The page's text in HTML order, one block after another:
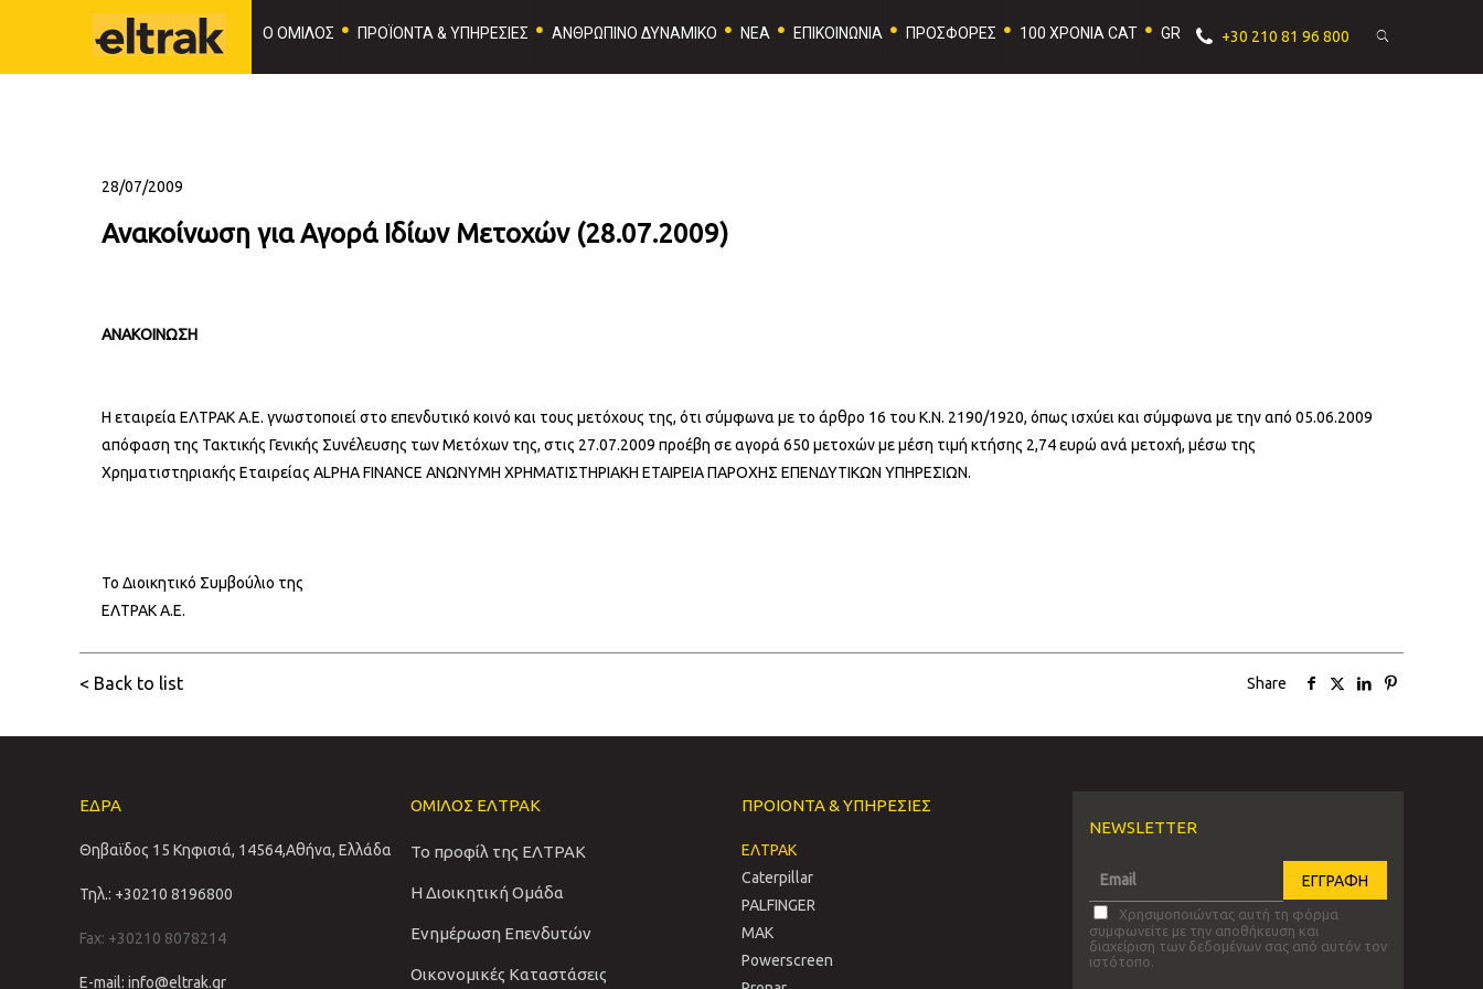
Ο ΟΜΙΛΟΣ ΠΡΟΪΟΝΤΑ & ΥΠΗΡΕΣΙΕΣ ΑΝΘΡΩΠΙΝΟ ΔΥΝΑΜΙΚΟ ΝΕΑ ΕΠΙΚΟΙΝΩΝΙΑ ΠΡΟΣΦΟΡΕΣ 100 ΧΡΟΝΙΑ CAT GR +30 210 81 96 800
28/07/2009
Ανακοίνωση για Αγορά Ιδίων Μετοχών (28.07.2009)
ΑΝΑΚΟΙΝΩΣΗ
Η εταιρεία ΕΛΤΡΑΚ Α.Ε. γνωστοποιεί στο επενδυτικό κοινό και τους μετόχους της, ότι σύμφωνα με το άρθρο 16 του Κ.Ν. 2190/1920, όπως ισχύει και σύμφωνα με την από 05.06.2009
απόφαση της Τακτικής Γενικής Συνέλευσης των Μετόχων της, στις 27.07.2009 προέβη σε αγορά 650 μετοχών με μέση τιμή κτήσης 2,74 ευρώ ανά μετοχή, μέσω της
Χρηματιστηριακής Εταιρείας ALPHA FINANCE ΑΝΩΝΥΜΗ ΧΡΗΜΑΤΙΣΤΗΡΙΑΚΗ ΕΤΑΙΡΕΙΑ ΠΑΡΟΧΗΣ ΕΠΕΝΔΥΤΙΚΩΝ ΥΠΗΡΕΣΙΩΝ.
Το Διοικητικό Συμβούλιο της
ΕΛΤΡΑΚ Α.Ε.
< Back to list Share
ΕΔΡΑ
Θηβαϊδος 15 Κηφισιά, 14564,Αθήνα, Ελλάδα
Τηλ.: +30210 8196800
Fax: +30210 8078214
E-mail: info@eltrak.gr
ΟΜΙΛΟΣ ΕΛΤΡΑΚ
Το προφίλ της ΕΛΤΡΑΚ
Η Διοικητική Ομάδα
Ενημέρωση Επενδυτών
Οικονομικές Καταστάσεις
ΠΡΟΙΟΝΤΑ & ΥΠΗΡΕΣΙΕΣ
ΕΛΤΡΑΚ
Caterpillar
PALFINGER
MAK
Powerscreen
NEWSLETTER
Χρησιμοποιώντας αυτή τη φόρμα
συμφωνείτε με την αποθήκευση και
διαχείριση των δεδομένων σας από αυτόν τον
ιστότοπο.